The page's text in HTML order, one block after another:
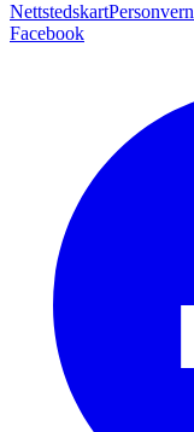
NettstedskartPersonvern
Facebook